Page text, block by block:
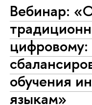
Вебинар:
цифровому:
обучения
языкам»